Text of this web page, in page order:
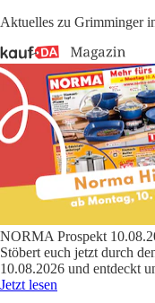
Aktuelles zu Grimminger
NORMA Prospekt
Stöbert euch jetzt durch
10.08.2026 und entdeckt
Jetzt lesen